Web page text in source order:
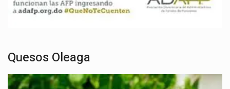
Quesos Oleaga